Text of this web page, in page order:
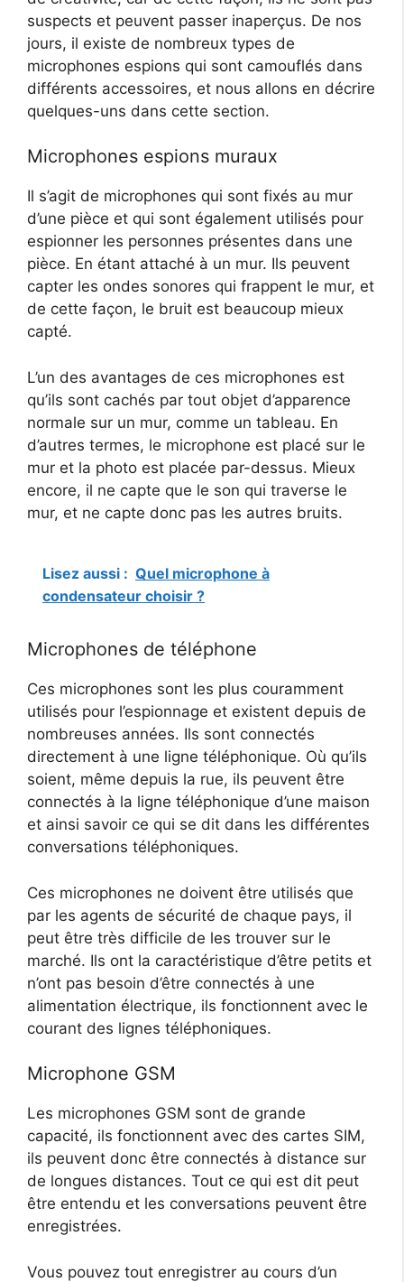
suspects et peuvent passer inaperçus. De nos
jours, il existe de nombreux types de
microphones espions qui sont camouflés dans
différents accessoires, et nous allons en décrire
quelques-uns dans cette section.
Microphones espions muraux
Il s’agit de microphones qui sont fixés au mur
d’une pièce et qui sont également utilisés pour
espionner les personnes présentes dans une
pièce. En étant attaché à un mur. Ils peuvent
capter les ondes sonores qui frappent le mur, et
de cette façon, le bruit est beaucoup mieux
capté.
L’un des avantages de ces microphones est
qu’ils sont cachés par tout objet d’apparence
normale sur un mur, comme un tableau. En
d’autres termes, le microphone est placé sur le
mur et la photo est placée par-dessus. Mieux
encore, il ne capte que le son qui traverse le
mur, et ne capte donc pas les autres bruits.
Lisez aussi : Quel microphone à
condensateur choisir ?
Microphones de téléphone
Ces microphones sont les plus couramment
utilisés pour l’espionnage et existent depuis de
nombreuses années. Ils sont connectés
directement à une ligne téléphonique. Où qu’ils
soient, même depuis la rue, ils peuvent être
connectés à la ligne téléphonique d’une maison
et ainsi savoir ce qui se dit dans les différentes
conversations téléphoniques.
Ces microphones ne doivent être utilisés que
par les agents de sécurité de chaque pays, il
peut être très difficile de les trouver sur le
marché. Ils ont la caractéristique d’être petits et
n’ont pas besoin d’être connectés à une
alimentation électrique, ils fonctionnent avec le
courant des lignes téléphoniques.
Microphone GSM
Les microphones GSM sont de grande
capacité, ils fonctionnent avec des cartes SIM,
ils peuvent donc être connectés à distance sur
de longues distances. Tout ce qui est dit peut
être entendu et les conversations peuvent être
enregistrées.
Vous pouvez tout enregistrer au cours d’un